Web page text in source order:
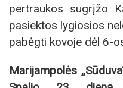
pertraukos sugrįžo
pasiektos lygiosios
pabėgti kovoje dėl 6-
Marijampolės